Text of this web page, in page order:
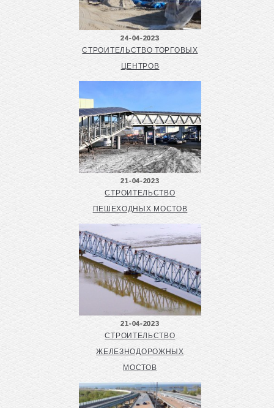
24-04-2023
СТРОИТЕЛЬСТВО ТОРГОВЫХ
ЦЕНТРОВ
21-04-2023
СТРОИТЕЛЬСТВО
ПЕШЕХОДНЫХ МОСТОВ
21-04-2023
СТРОИТЕЛЬСТВО
ЖЕЛЕЗНОДОРОЖНЫХ
МОСТОВ